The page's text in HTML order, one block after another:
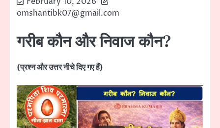
omshantibk07@gmail.com
गरीब कौन और निवाज कौन?
(प्रश्न और उत्तर नीचे दिए गए हैं)